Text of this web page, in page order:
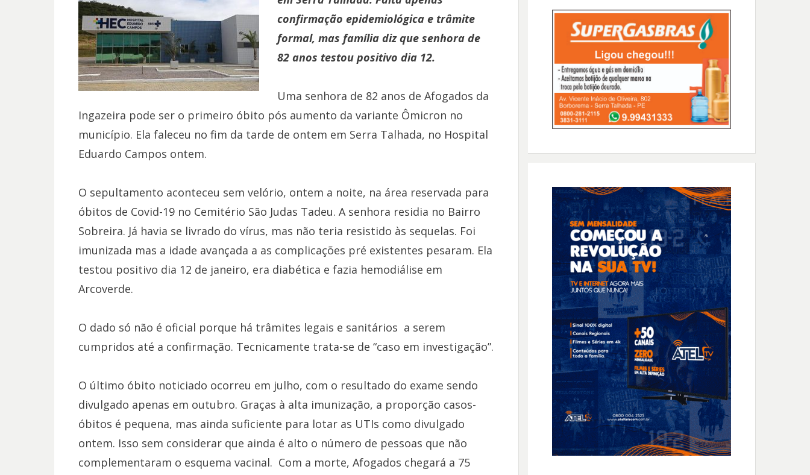
confirmação epidemiológica e trâmite
formal, mas família diz que senhora de
82 anos testou positivo dia 12.
Uma senhora de 82 anos de Afogados da
Ingazeira pode ser o primeiro óbito pós aumento da variante Ômicron no
município. Ela faleceu no fim da tarde de ontem em Serra Talhada, no Hospital
Eduardo Campos ontem.
O sepultamento aconteceu sem velório, ontem a noite, na área reservada para
óbitos de Covid-19 no Cemitério São Judas Tadeu. A senhora residia no Bairro
Sobreira. Já havia se livrado do vírus, mas não teria resistido às sequelas. Foi
imunizada mas a idade avançada a as complicações pré existentes pesaram. Ela
testou positivo dia 12 de janeiro, era diabética e fazia hemodiálise em
Arcoverde.
O dado só não é oficial porque há trâmites legais e sanitários a serem
cumpridos até a confirmação. Tecnicamente trata-se de “caso em investigação”.
O último óbito noticiado ocorreu em julho, com o resultado do exame sendo
divulgado apenas em outubro. Graças à alta imunização, a proporção casos-
óbitos é pequena, mas ainda suficiente para lotar as UTIs como divulgado
ontem. Isso sem considerar que ainda é alto o número de pessoas que não
complementaram o esquema vacinal. Com a morte, Afogados chegará a 75